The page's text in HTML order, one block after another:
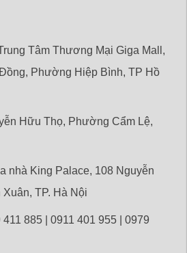
Tâm Thương Mại Giga Mall,
Phường Hiệp Bình, TP Hồ
Hữu Thọ, Phường Cẩm Lệ,
nhà King Palace, 108 Nguyễn
Xuân, TP. Hà Nội
885 | 0911 401 955 | 0979